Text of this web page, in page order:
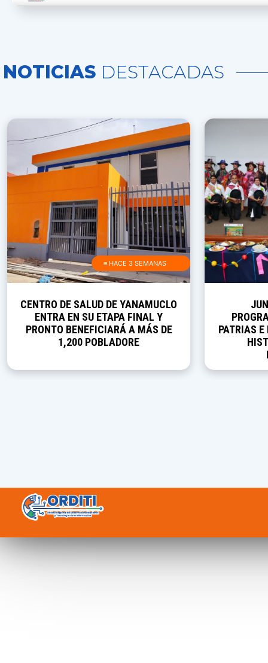
NOTICIAS DESTACADAS
≡ HACE 3 SEMANAS
CENTRO DE SALUD DE YANAMUCLO
ENTRA EN SU ETAPA FINAL Y
PRONTO BENEFICIARÁ A MÁS DE
1,200 POBLADORE
PATRIAS